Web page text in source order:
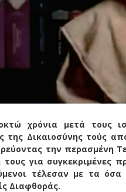
χρόνια μετά τους
της Δικαιοσύνης τούς
την περασμένη
τους για συγκεκριμένες
τέλεσαν με τα
Διαφθοράς.